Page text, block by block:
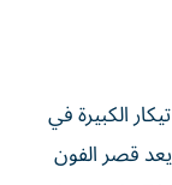
الكبيرة في
قصر الفون